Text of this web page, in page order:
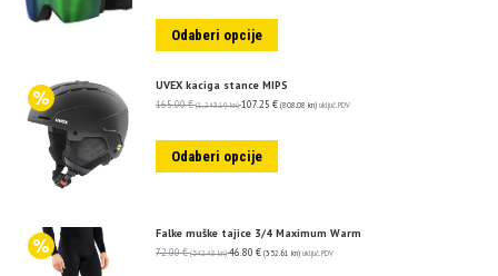
Odaberi opcije
UVEX kaciga stance MIPS
165.00€ (1,243.19 kn) 107.25 € (808.08 kn) uključ. PDV
Odaberi opcije
Falke muške tajice 3/4 Maximum Warm
72.00€ (542.48 kn) 46.80 € (352.61 kn) uključ. PDV